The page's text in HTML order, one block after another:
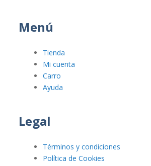
Menú
Tienda
Mi cuenta
Carro
Ayuda
Legal
Términos y condiciones
Política de Cookies